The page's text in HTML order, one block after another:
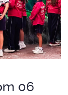
06